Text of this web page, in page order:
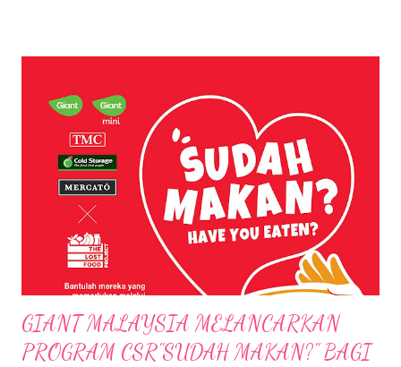
mega ini adalah barisan 500 karyawan seni yang tidak mahu
melepaskan peluang memberikan dedikasi sekaligus peluang
mencipta sejarah buat filem yang disifatkan untuk rakyat
Malaysia ini. Juang Diiktiraf Malaysia Book Of Records , Cipta
Rekod Karyawan Paling Ramai Terbabit dalam satu naskhah.
Lebih membanggakan hasil seni ini mencipta rekod apabila
diiktiraf Malaysia Book of Records(MBR) s...
GIANT MALAYSIA MELANCARKAN
PROGRAM CSR"SUDAH MAKAN?" BAGI